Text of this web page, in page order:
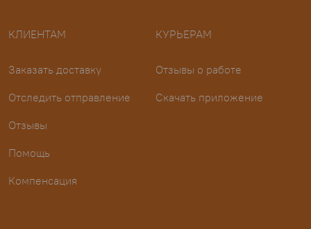
КЛИЕНТАМ
Заказать доставку
Отследить отправление
Отзывы
Помощь
Компенсация
КУРЬЕРАМ
Отзывы о работе
Скачать приложение